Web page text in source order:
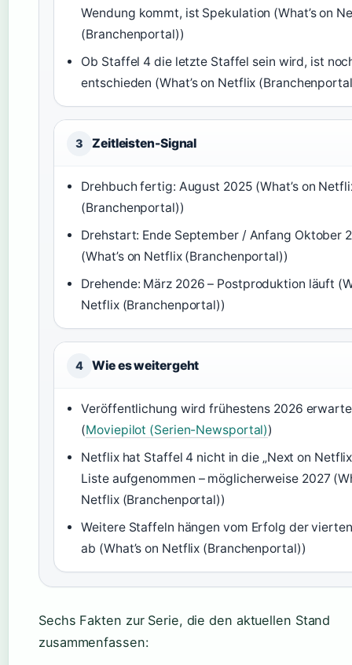
Wendung kommt, ist Spekulation (What’s on
(Branchenportal))
Ob Staffel 4 die letzte Staffel sein wird, ist
entschieden (What’s on Netflix
3 Zeitleisten-Signal
Drehbuch fertig: August 2025 (What’s on
(Branchenportal))
Drehstart: Ende September / Anfang Oktober
(What’s on Netflix (Branchenportal))
Drehende: März 2026 – Postproduktion läuft
Netflix (Branchenportal))
4 Wie es weitergeht
Veröffentlichung wird frühestens 2026
(Moviepilot (Serien-Newsportal))
Netflix hat Staffel 4 nicht in die „Next on
Liste aufgenommen – möglicherweise 2027
Netflix (Branchenportal))
Weitere Staffeln hängen vom Erfolg der
ab (What’s on Netflix (Branchenportal))
Sechs Fakten zur Serie, die den aktuellen Stand
zusammenfassen: